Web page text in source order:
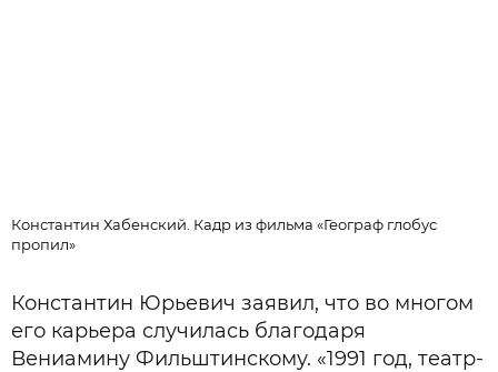
Константин Хабенский. Кадр из фильма «Географ глобус
пропил»
Константин Юрьевич заявил, что во многом
его карьера случилась благодаря
Вениамину Фильштинскому. «1991 год, театр-